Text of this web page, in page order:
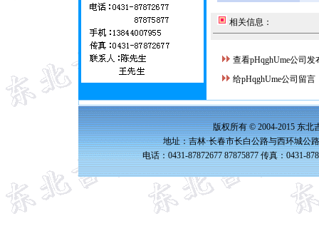
相关信息：
查看pHqghUme公司发
给pHqghUme公司留言
版权所有 © 2004-2015 东北
地址：吉林·长春市长白公路与西环城公
电话：0431-87872677 87875877 传真：0431-